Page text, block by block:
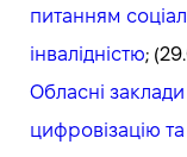
питанням
інвалідністю;
Обласні
цифровізацію